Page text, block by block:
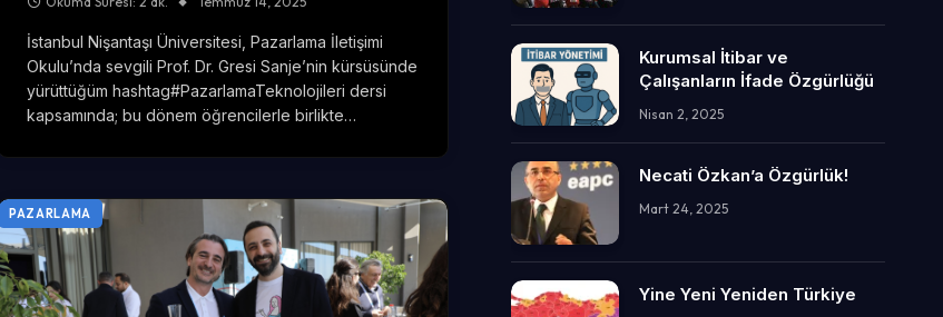
İstanbul Nişantaşı Üniversitesi, Pazarlama İletişimi
Okulu’nda sevgili Prof. Dr. Gresi Sanje’nin kürsüsünde
yürüttüğüm hashtag#PazarlamaTeknolojileri dersi
kapsamında; bu dönem öğrencilerle birlikte…
PAZARLAMA
Kurumsal İtibar ve
Çalışanların İfade Özgürlüğü
Nisan 2, 2025
Necati Özkan’a Özgürlük!
Mart 24, 2025
Yine Yeni Yeniden Türkiye